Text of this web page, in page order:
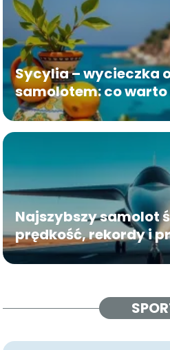
Sycylia – wycieczka
samolotem: co
Najszybszy samolot
prędkość, rekordy i
lotnictwa